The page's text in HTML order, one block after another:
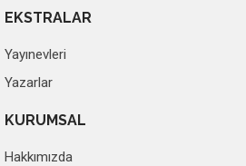
EKSTRALAR
Yayınevleri
Yazarlar
KURUMSAL
Hakkımızda